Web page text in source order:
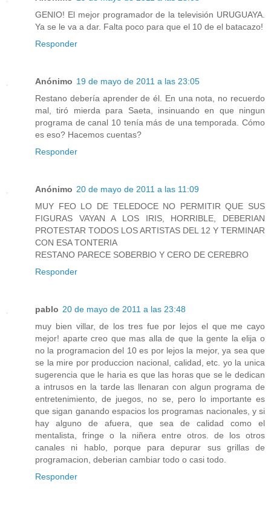
GENIO! El mejor programador de la televisión URUGUAYA.
Ya se le va a dar. Falta poco para que el 10 de el batacazo!
Responder
Anónimo 19 de mayo de 2011 a las 23:05
Restano debería aprender de él. En una nota, no recuerdo
mal, tiró mierda para Saeta, insinuando en que ningun
programa de canal 10 tenía más de una temporada. Cómo
es eso? Hacemos cuentas?
Responder
Anónimo 20 de mayo de 2011 a las 11:09
MUY FEO LO DE TELEDOCE NO PERMITIR QUE SUS
FIGURAS VAYAN A LOS IRIS, HORRIBLE, DEBERIAN
PROTESTAR TODOS LOS ARTISTAS DEL 12 Y TERMINAR
CON ESA TONTERIA
RESTANO PARECE SOBERBIO Y CERO DE CEREBRO
Responder
pablo 20 de mayo de 2011 a las 23:48
muy bien villar, de los tres fue por lejos el que me cayo
mejor! aparte creo que mas alla de que la gente la elija o
no la programacion del 10 es por lejos la mejor, ya sea que
se la mire por produccion nacional, calidad, etc. yo la unica
sugerencia que le haria es que las horas que se le dedican
a intrusos en la tarde las llenaran con algun programa de
entretenimiento, de juegos, no se, pero lo importante es
que sigan ganando espacios los programas nacionales, y si
hay alguno de afuera, que sea de calidad como el
mentalista, fringe o la niñera entre otros. de los otros
canales ni hablo, porque para depurar sus grillas de
programacion, deberian cambiar todo o casi todo.
Responder